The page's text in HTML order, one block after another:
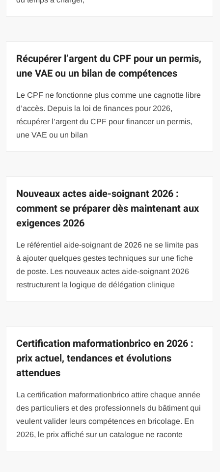
Récupérer l’argent du CPF pour un permis,
une VAE ou un bilan de compétences
Le CPF ne fonctionne plus comme une cagnotte libre
d’accès. Depuis la loi de finances pour 2026,
récupérer l’argent du CPF pour financer un permis,
une VAE ou un bilan
Nouveaux actes aide-soignant 2026 :
comment se préparer dès maintenant aux
exigences 2026
Le référentiel aide-soignant de 2026 ne se limite pas
à ajouter quelques gestes techniques sur une fiche
de poste. Les nouveaux actes aide-soignant 2026
restructurent la logique de délégation clinique
Certification maformationbrico en 2026 :
prix actuel, tendances et évolutions
attendues
La certification maformationbrico attire chaque année
des particuliers et des professionnels du bâtiment qui
veulent valider leurs compétences en bricolage. En
2026, le prix affiché sur un catalogue ne raconte